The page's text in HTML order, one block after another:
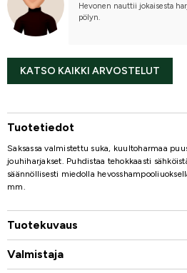
Hevonen nauttii jokaisesta
pölyn.
KATSO KAIKKI ARVOSTELUT
Tuotetiedot
Saksassa valmistettu suka, kuultoharmaa
jouhiharjakset. Puhdistaa tehokkaasti
säännöllisesti miedolla
mm.
Tuotekuvaus
Valmistaja